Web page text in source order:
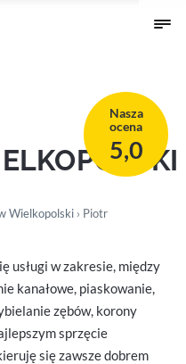
Nasza
ocena
5,0
Wielkopolski › Piotr
usługi w zakresie, między
kanałowe, piaskowanie,
zębów, korony
sprzęcie
się zawsze dobrem